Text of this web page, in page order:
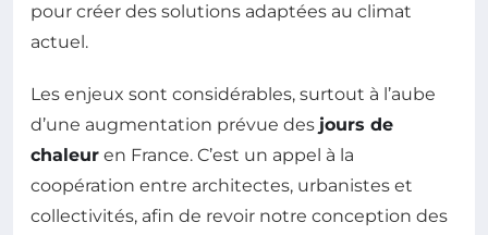
pour créer des solutions adaptées au climat
actuel.
Les enjeux sont considérables, surtout à l’aube
d’une augmentation prévue des jours de
chaleur en France. C’est un appel à la
coopération entre architectes, urbanistes et
collectivités, afin de revoir notre conception des